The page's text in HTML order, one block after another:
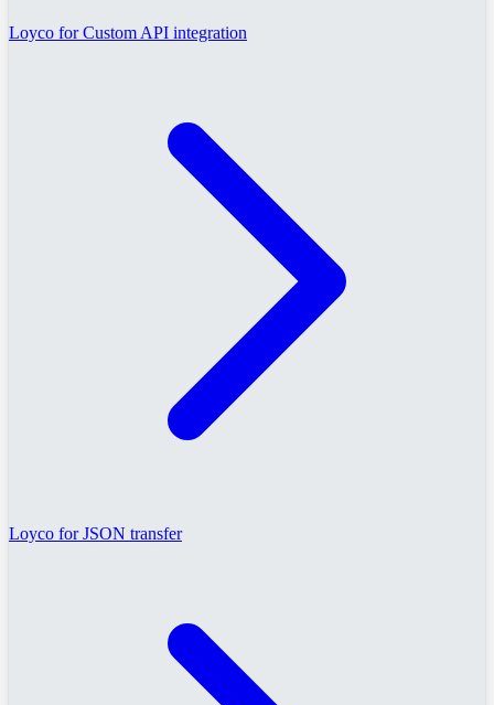
Loyco for Custom API integration
Loyco for JSON transfer